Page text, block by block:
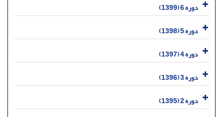
دوره 6 (1399)
دوره 5 (1398)
دوره 4 (1397)
دوره 3 (1396)
دوره 2 (1395)